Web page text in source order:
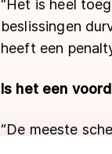
“Het is heel
beslissingen
heeft een
Is het een
“De meeste